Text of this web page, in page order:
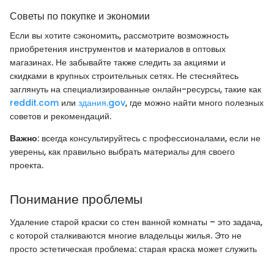
Советы по покупке и экономии
Если вы хотите сэкономить, рассмотрите возможность
приобретения инструментов и материалов в оптовых
магазинах. Не забывайте также следить за акциями и
скидками в крупных строительных сетях. Не стесняйтесь
заглянуть на специализированные онлайн-ресурсы, такие как
reddit.com или здания.gov, где можно найти много полезных
советов и рекомендаций.
Важно: всегда консультируйтесь с профессионалами, если не
уверены, как правильно выбрать материалы для своего
проекта.
Понимание проблемы
Удаление старой краски со стен ванной комнаты – это задача,
с которой сталкиваются многие владельцы жилья. Это не
просто эстетическая проблема: старая краска может служить